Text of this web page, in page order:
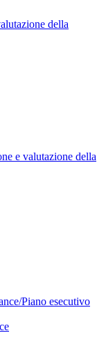
della
e valutazione della
Piano esecutivo